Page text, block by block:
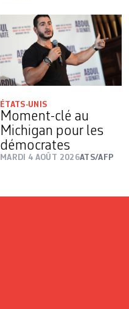
ÉTATS-UNIS
Moment-clé au
Michigan pour les
démocrates
MARDI 4 AOÛT 2026ATS/AFP